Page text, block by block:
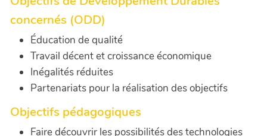
concernés (ODD)
Éducation de qualité
Travail décent et croissance économique
Inégalités réduites
Partenariats pour la réalisation des objectifs
Objectifs pédagogiques
Faire découvrir les possibilités des technologies